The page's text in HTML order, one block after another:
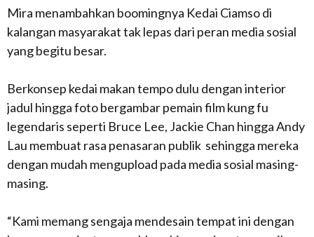
Mira menambahkan boomingnya Kedai Ciamso di
kalangan masyarakat tak lepas dari peran media sosial
yang begitu besar.
Berkonsep kedai makan tempo dulu dengan interior
jadul hingga foto bergambar pemain film kung fu
legendaris seperti Bruce Lee, Jackie Chan hingga Andy
Lau membuat rasa penasaran publik sehingga mereka
dengan mudah mengupload pada media sosial masing-
masing.
“Kami memang sengaja mendesain tempat ini dengan